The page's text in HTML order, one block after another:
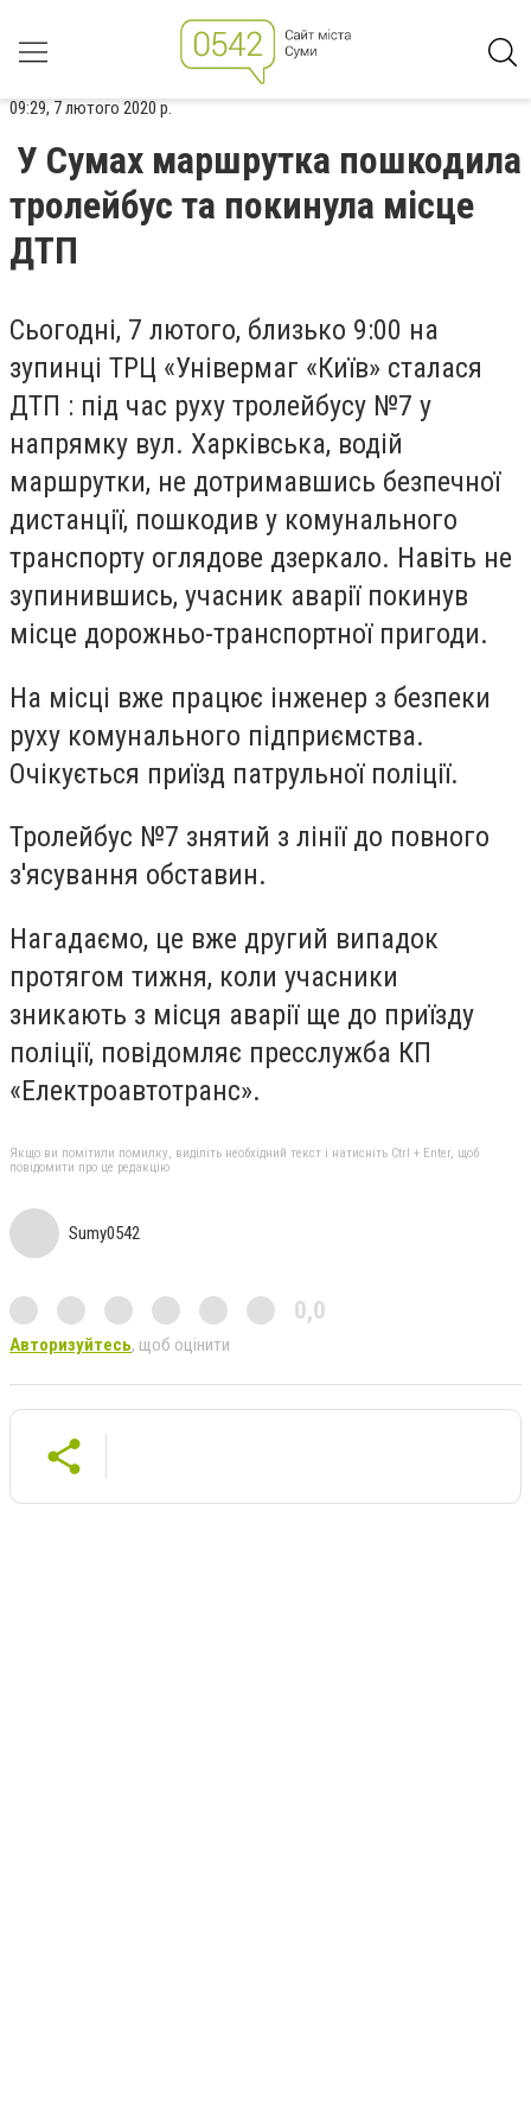
09:29, 7 лютого 2020 р.
У Сумах маршрутка пошкодила
тролейбус та покинула місце
ДТП
Сьогодні, 7 лютого, близько 9:00 на
зупинці ТРЦ «Універмаг «Київ» сталася
ДТП : під час руху тролейбусу №7 у
напрямку вул. Харківська, водій
маршрутки, не дотримавшись безпечної
дистанції, пошкодив у комунального
транспорту оглядове дзеркало. Навіть не
зупинившись, учасник аварії покинув
місце дорожньо-транспортної пригоди.
На місці вже працює інженер з безпеки
руху комунального підприємства.
Очікується приїзд патрульної поліції.
Тролейбус №7 знятий з лінії до повного
з'ясування обставин.
Нагадаємо, це вже другий випадок
протягом тижня, коли учасники
зникають з місця аварії ще до приїзду
поліції, повідомляє пресслужба КП
«Електроавтотранс».
Якщо ви помітили помилку, виділіть необхідний текст і натисніть Ctrl + Enter, щоб
повідомити про це редакцію
Sumy0542
0,0
Авторизуйтесь, щоб оцінити